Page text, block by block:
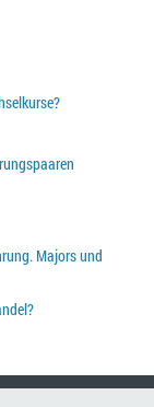
Majors und